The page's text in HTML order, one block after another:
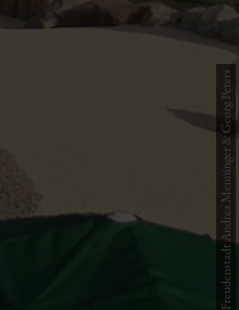
© Adventure Golf Freudenstadt Andrea Menninger & Georg Peters